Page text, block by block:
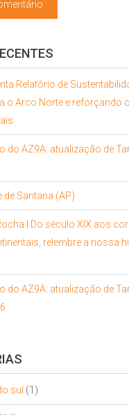
Relatório de
o Arco Norte e reforçando
do AZ9A: atualização de
de Santana (AP)
| Do século XIX aos
relembre a nossa
do AZ9A: atualização de
sul (1)